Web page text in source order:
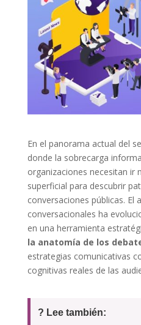
En el panorama actual del
donde la sobrecarga
organizaciones necesitan ir
superficial para descubrir
conversaciones públicas. El
conversacionales ha
en una herramienta
la anatomía de los
estrategias comunicativas
cognitivas reales de las
? Lee también: